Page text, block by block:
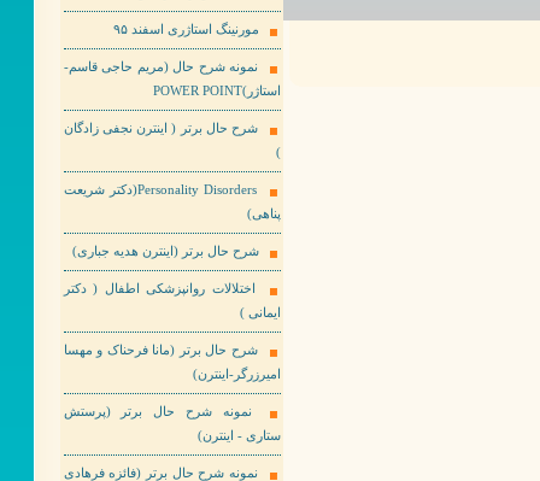
مورنینگ استاژری اسفند ۹۵
نمونه شرح حال (مریم حاجی قاسم-
استاژر)POWER POINT
شرح حال برتر ( اینترن نجفی زادگان
)
Personality Disorders(دکتر شریعت
پناهی)
شرح حال برتر (اینترن هدیه جباری)
اختلالات روانپزشکی اطفال ( دکتر
ایمانی )
شرح حال برتر (مانا فرحناک و مهسا
امیرزرگر-اینترن)
نمونه شرح حال برتر (پرستش
ستاری - اینترن)
نمونه شرح حال برتر (فائزه فرهادی